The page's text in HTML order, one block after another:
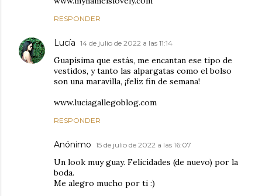
RESPONDER
Lucía 14 de julio de 2022 a las 11:14
Guapísima que estás, me encantan ese tipo de
vestidos, y tanto las alpargatas como el bolso
son una maravilla, ¡feliz fin de semana!
www.luciagallegoblog.com
RESPONDER
Anónimo 15 de julio de 2022 a las 16:07
Un look muy guay. Felicidades (de nuevo) por la
boda.
Me alegro mucho por ti :)